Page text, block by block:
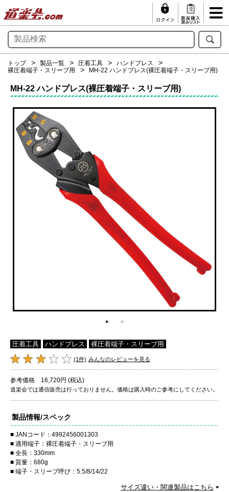
トップ 製品一覧 圧着工具
ハンドプレス
裸圧着端子・スリーブ用
MH-22 ハンドプレス(裸圧着端子・スリーブ用)
MH-22 ハンドプレス(裸圧着端子・スリーブ用)
圧着工具 ハンドプレス 裸圧着端子・スリーブ用
(1件) みんなのレビューを見る
参考価格 16,720円 (税込)
道楽会では通信販売は行っておりません。価格は購入時のご参考にしてください。
製品情報/スペック
JANコード：4992456001303
適用端子：裸圧着端子・スリーブ用
全長：330mm
質量：680g
端子・スリーブ呼び：5.5/8/14/22
サイズ違い・関連製品はこちら